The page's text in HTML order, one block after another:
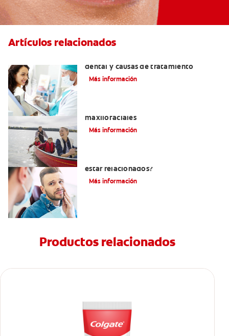
Artículos relacionados
dental y causas de tratamiento
Más información
maxilofaciales
Más información
estar relacionados?
Más información
Productos relacionados